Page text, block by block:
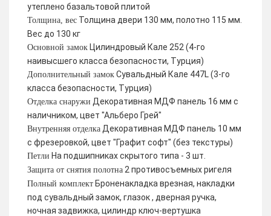
утеплено базальтовой плитой
Толщина, вес Толщина двери 130 мм, полотно 115 мм.
Вес до 130 кг
Основной замок Цилиндровый Кале 252 (4-го
наивысшего класса безопасности, Турция)
Дополнительный замок Сувальдный Кале 447L (3-го
класса безопасности, Турция)
Отделка снаружи Декоративная МДФ панель 16 мм с
наличником, цвет "Альберо Грей"
Внутренняя отделка Декоративная МДФ панель 10 мм
с фрезеровкой, цвет "Графит софт" (без текстуры)
Петли На подшипниках скрытого типа - 3 шт.
Защита от снятия полотна 2 противосъемных ригеля
Полный комплект Броненакладка врезная, накладки
под сувальдный замок, глазок , дверная ручка,
ночная задвижка, цилиндр ключ-вертушка